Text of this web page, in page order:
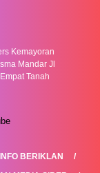
Kemayoran
Mandar Jl
Tanah
INFO BERIKLAN